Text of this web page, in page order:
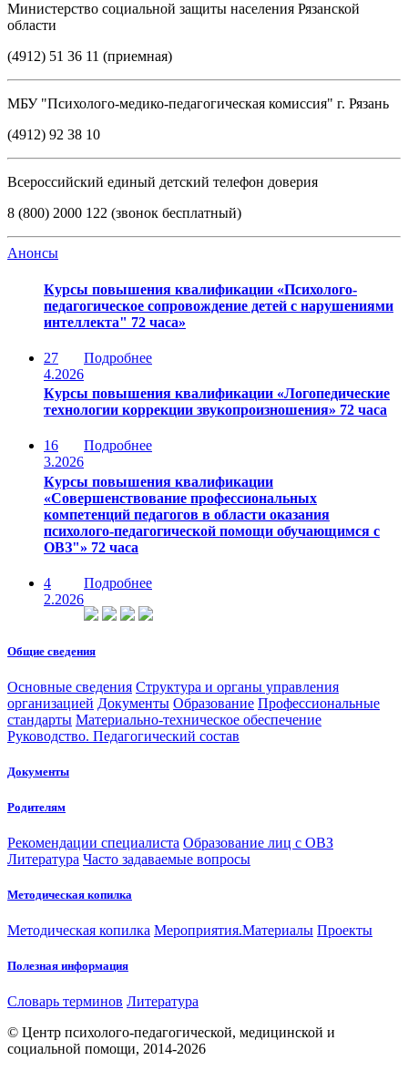
Министерство социальной защиты населения Рязанской
области
(4912) 51 36 11 (приемная)
МБУ "Психолого-медико-педагогическая комиссия" г. Рязань
(4912) 92 38 10
Всероссийский единый детский телефон доверия
8 (800) 2000 122 (звонок бесплатный)
Анонсы
Курсы повышения квалификации «Психолого-
педагогическое сопровождение детей с нарушениями
интеллекта" 72 часа»
27
4.2026
Подробнее
Курсы повышения квалификации «Логопедические
технологии коррекции звукопроизношения» 72 часа
16
3.2026
Подробнее
Курсы повышения квалификации
«Совершенствование профессиональных
компетенций педагогов в области оказания
психолого-педагогической помощи обучающимся с
ОВЗ"» 72 часа
4
2.2026
Подробнее
Общие сведения
Основные сведения Структура и органы управления
организацией Документы Образование Профессиональные
стандарты Материально-техническое обеспечение
Руководство. Педагогический состав
Документы
Родителям
Рекомендации специалиста Образование лиц с ОВЗ
Литература Часто задаваемые вопросы
Методическая копилка
Методическая копилка Мероприятия.Материалы Проекты
Полезная информация
Словарь терминов Литература
© Центр психолого-педагогической, медицинской и
социальной помощи, 2014-2026